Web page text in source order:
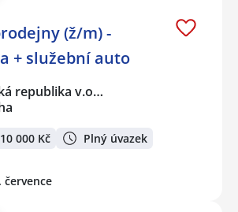
(ž/m) -
+ služební auto
republika v.o…
000 Kč Plný úvazek
července